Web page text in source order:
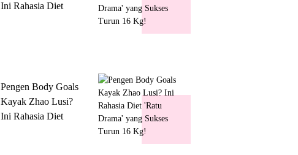
Ini Rahasia Diet
Pengen Body Goals
Kayak Zhao Lusi?
Ini Rahasia Diet